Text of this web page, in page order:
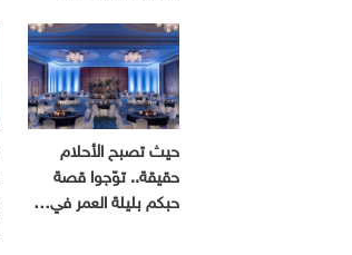
حيث تصبح الأحلام
حقيقة.. توّجوا قصة
حبكم بليلة العمر في…